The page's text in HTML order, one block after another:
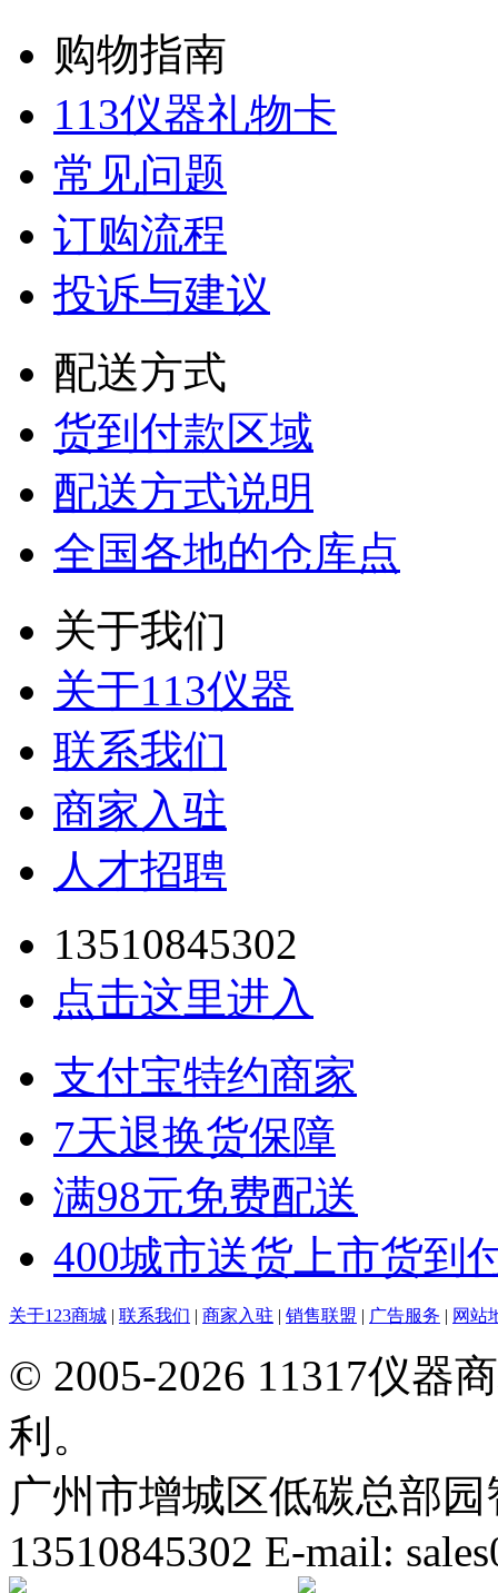
购物指南
113仪器礼物卡
常见问题
订购流程
投诉与建议
配送方式
货到付款区域
配送方式说明
全国各地的仓库点
关于我们
关于113仪器
联系我们
商家入驻
人才招聘
13510845302
点击这里进入
支付宝特约商家
7天退换货保障
满98元免费配送
400城市送货上市货到
关于123商城 | 联系我们 | 商家入驻 | 销售联盟 | 广告服务 | 网站
© 2005-2026 11317仪器
利。
广州市增城区低碳总部
13510845302 E-mail: